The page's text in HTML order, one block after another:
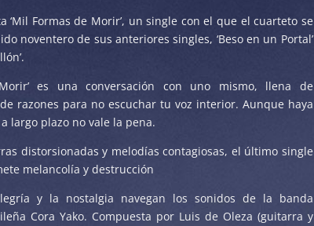
‘Mil Formas de Morir’, un single con el que el cuarteto se
noventero de sus anteriores singles, ‘Beso en un Portal’
es una conversación con uno mismo, llena de
razones para no escuchar tu voz interior. Aunque haya
largo plazo no vale la pena.
distorsionadas y melodías contagiosas, el último single
melancolía y destrucción
y la nostalgia navegan los sonidos de la banda
Cora Yako. Compuesta por Luis de Oleza (guitarra y